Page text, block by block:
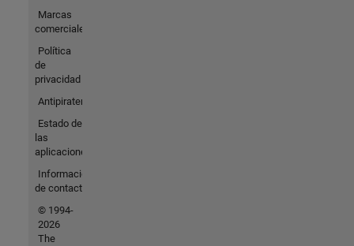
Marcas
comerciales
Política
de
privacidad
Antipiratería
Estado de
las
aplicaciones
Información
de contacto
© 1994-
2026
The